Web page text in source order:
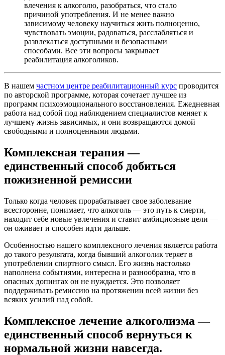
влечения к алкоголю, разобраться, что стало
причиной употребления. И не менее важно
зависимому человеку научиться жить полноценно,
чувствовать эмоции, радоваться, расслабляться и
развлекаться доступными и безопасными
способами. Все эти вопросы закрывает
реабилитация алкоголиков.
В нашем частном центре реабилитационный курс проводится
по авторской программе, которая сочетает лучшее из
программ психоэмоционального восстановления. Ежедневная
работа над собой под наблюдением специалистов меняет к
лучшему жизнь зависимых, и они возвращаются домой
свободными и полноценными людьми.
Комплексная терапия —
единственный способ добиться
пожизненной ремиссии
Только когда человек прорабатывает свое заболевание
всесторонне, понимает, что алкоголь — это путь к смерти,
находит себе новые увлечения и ставит амбициозные цели —
он оживает и способен идти дальше.
Особенностью нашего комплексного лечения является работа
до такого результата, когда бывший алкоголик теряет в
употреблении спиртного смысл. Его жизнь настолько
наполнена событиями, интересна и разнообразна, что в
опасных допингах он не нуждается. Это позволяет
поддерживать ремиссию на протяжении всей жизни без
всяких усилий над собой.
Комплексное лечение алкоголизма —
единственный способ вернуться к
нормальной жизни навсегда.